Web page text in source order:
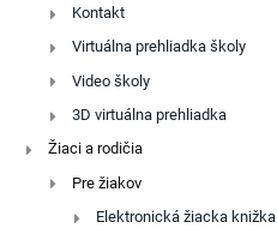
Kontakt
Virtuálna prehliadka školy
Video školy
3D virtuálna prehliadka
Žiaci a rodičia
Pre žiakov
Elektronická žiacka knižka